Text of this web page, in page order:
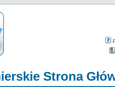
Strona